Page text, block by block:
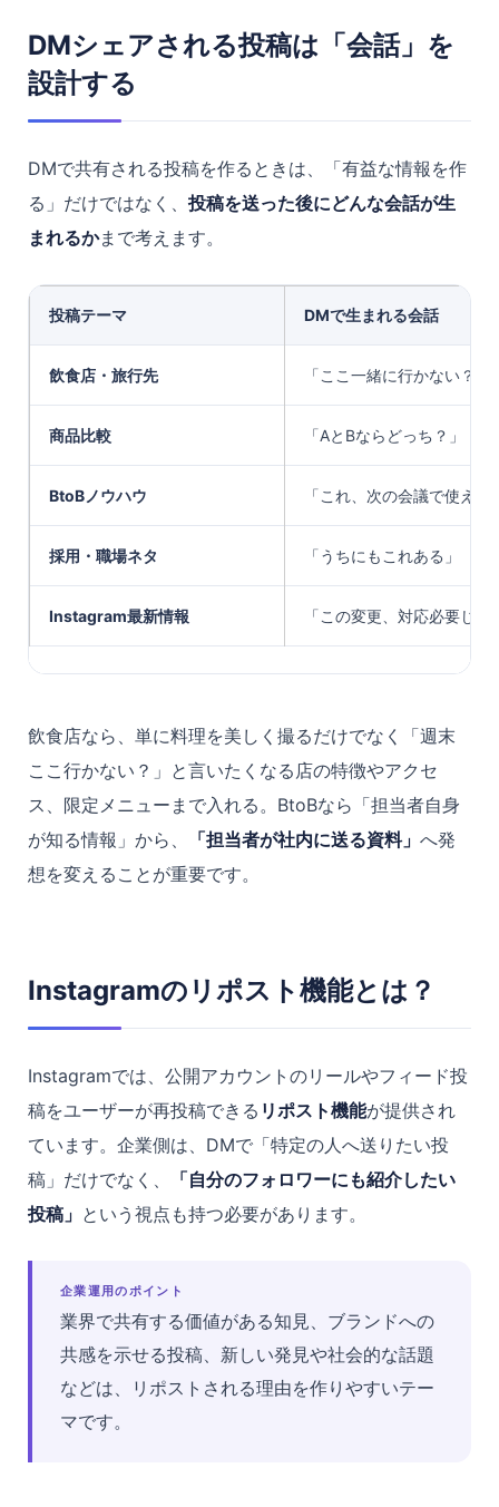
DMシェアされる投稿は「会話」を
設計する
DMで共有される投稿を作るときは、「有益な情報を作
る」だけではなく、 投稿を送った後にどんな会話が生
まれるかまで考えます。
投稿テーマ DMで生まれる会話
飲食店・旅行先 「ここ一緒に行かない？」
商品比較 「AとBならどっち？」
BtoBノウハウ 「これ、次の会議で使えそ
採用・職場ネタ 「うちにもこれある」
Instagram最新情報 「この変更、対応必要じゃ
飲食店なら、単に料理を美しく撮るだけでなく「週末
ここ行かない？」と言いたくなる店の特徴やアクセ
ス、限定メニューまで入れる。BtoBなら「担当者自身
が知る情報」から、
「担当者が社内に送る資料」 へ発
想を変えることが重要です。
Instagramのリポスト機能とは？
Instagramでは、公開アカウントのリールやフィード投
稿をユーザーが再投稿できる リポスト機能が提供され
ています。企業側は、DMで「特定の人へ送りたい投
稿」だけでなく、
「自分のフォロワーにも紹介したい
投稿」 という視点も持つ必要があります。
企業運用のポイント
業界で共有する価値がある知見、ブランドへの
共感を示せる投稿、新しい発見や社会的な話題
などは、リポストされる理由を作りやすいテー
マです。